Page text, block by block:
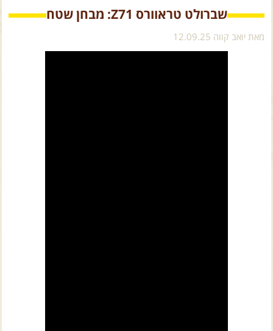
חנותשבילים
הירשמו לניוזלטר שבילים
שברולט טראוורס Z71: מבחן שטח
מאת יואב קווה 12.09.25